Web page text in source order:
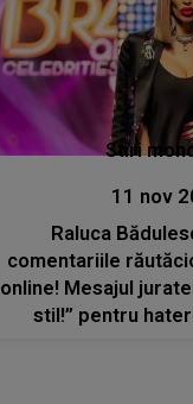
Stiri
11 nov
Raluca
comentariile
online! Mesajul
stil!” pentru